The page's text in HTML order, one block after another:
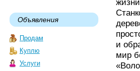
Объявления
Продам
Куплю
Услуги
и
мир